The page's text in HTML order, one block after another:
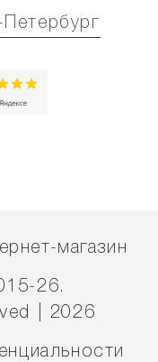
Петербург
магазин
26.
| 2026